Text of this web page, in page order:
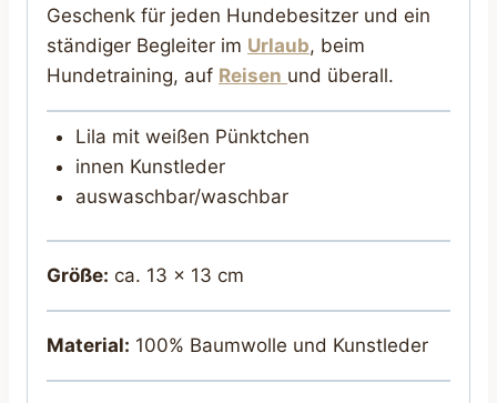
Geschenk für jeden Hundebesitzer und ein
ständiger Begleiter im Urlaub, beim
Hundetraining, auf Reisen und überall.
Lila mit weißen Pünktchen
innen Kunstleder
auswaschbar/waschbar
Größe: ca. 13 x 13 cm
Material: 100% Baumwolle und Kunstleder